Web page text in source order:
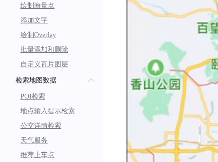
绘制海量点
添加文字
绘制Overlay
批量添加和删除
自定义瓦片图层
检索地图数据
POI检索
地点输入提示检索
公交详情检索
天气服务
推荐上车点